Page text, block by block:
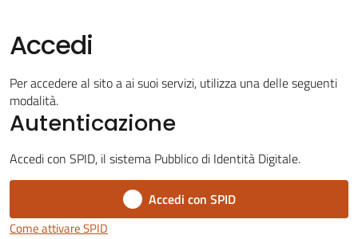
Vivere
Dozza
on-
Accedi
Per accedere al sito a ai suoi servizi, utilizza una delle seguenti
modalità.
Autenticazione
Accedi con SPID, il sistema Pubblico di Identità Digitale.
Accedi con SPID
Come attivare SPID